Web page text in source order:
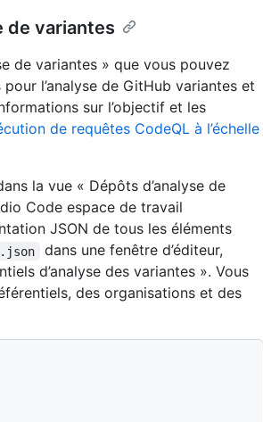
de variantes
de variantes » que vous pouvez
l’analyse de GitHub variantes et
sur l’objectif et les
de requêtes CodeQL à l’échelle
la vue « Dépôts d’analyse de
Code espace de travail
JSON de tous les éléments
dans une fenêtre d’éditeur,
d’analyse des variantes ». Vous
des organisations et des